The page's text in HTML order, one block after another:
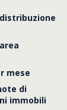
mese
di
immobili